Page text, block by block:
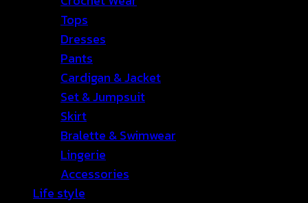
Tops
Dresses
Pants
Cardigan & Jacket
Set & Jumpsuit
Skirt
Bralette & Swimwear
Lingerie
Accessories
Life style